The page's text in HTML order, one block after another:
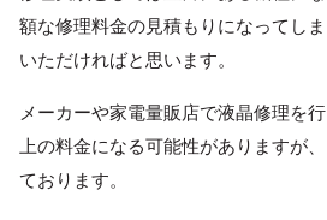
額な修理料金の見積もりになってし
いただければと思います。
メーカーや家電量販店で液晶修理を
上の料金になる可能性がありますが
ております。